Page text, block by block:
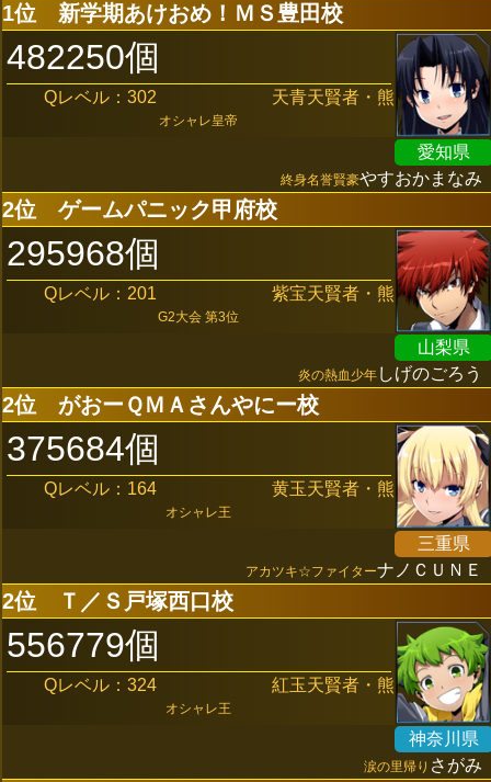
1位 新学期あけおめ！ＭＳ豊田校
482250個
Qレベル：302 天青天賢者・熊
オシャレ皇帝
愛知県
終身名誉賢豪やすおかまなみ
2位 ゲームパニック甲府校
295968個
Qレベル：201 紫宝天賢者・熊
G2大会 第3位
山梨県
炎の熱血少年 しげのごろう
2位 がおーＱＭＡさんやにー校
375684個
Qレベル：164 黄玉天賢者・熊
オシャレ王
三重県
アカツキ☆ファイターナノＣＵＮＥ
2位 Ｔ／Ｓ戸塚西口校
556779個
Qレベル：324 紅玉天賢者・熊
オシャレ王
神奈川県
涙の里帰り さがみ